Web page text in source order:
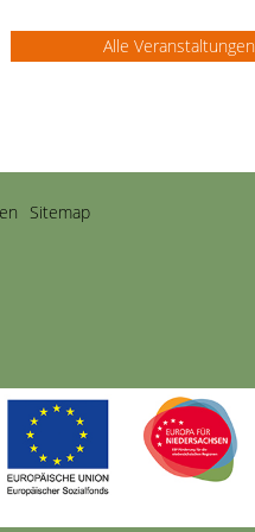
Alle Veranstaltungen
Sitemap